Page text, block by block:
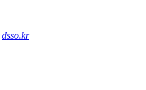
dsso.kr